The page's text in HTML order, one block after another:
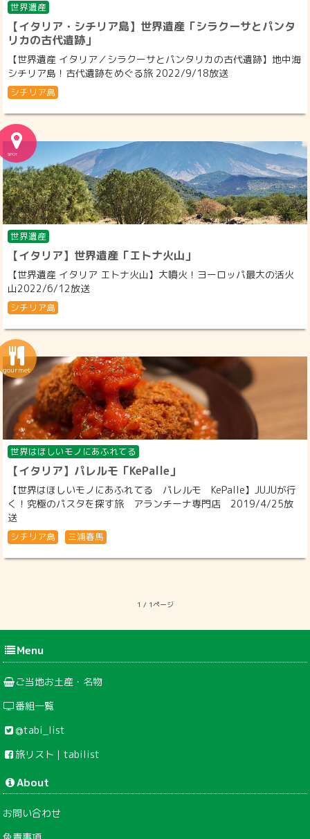
世界遺産
【イタリア・シチリア島】世界遺産「シラクーサとパンタ
リカの古代遺跡」
【世界遺産 イタリア／シラクーサとパンタリカの古代遺跡】地中海
シチリア島！古代遺跡をめぐる旅 2022/9/18放送
シチリア島
世界遺産
【イタリア】世界遺産「エトナ火山」
【世界遺産 イタリア エトナ火山】大噴火！ヨーロッパ最大の活火
山2022/6/12放送
シチリア島
世界はほしいモノにあふれてる
【イタリア】パレルモ「KePalle」
【世界はほしいモノにあふれてる パレルモ KePalle】JUJUが行
く！究極のパスタを探す旅 アランチーナ専門店 2019/4/25放
送
シチリア島 三浦春馬
1 / 1ページ
Menu
ご当地お土産・名物
番組一覧
@tabi_list
旅リスト｜tabilist
About
お問い合わせ